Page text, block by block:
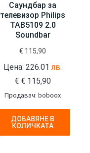
Саундбар за
телевизор Philips
TAB5109 2.0
Soundbar
€ 115,90
Цена: 226.01лв.
€ € 115,90
Продавач: boboox
ДОБАВЯНЕ В
КОЛИЧКАТА